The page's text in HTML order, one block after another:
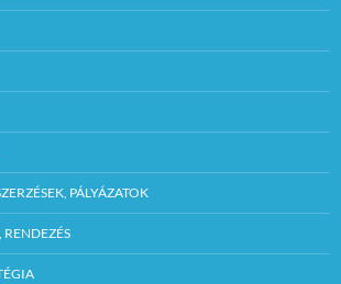
PÁLYÁZATOK
RENDEZÉS